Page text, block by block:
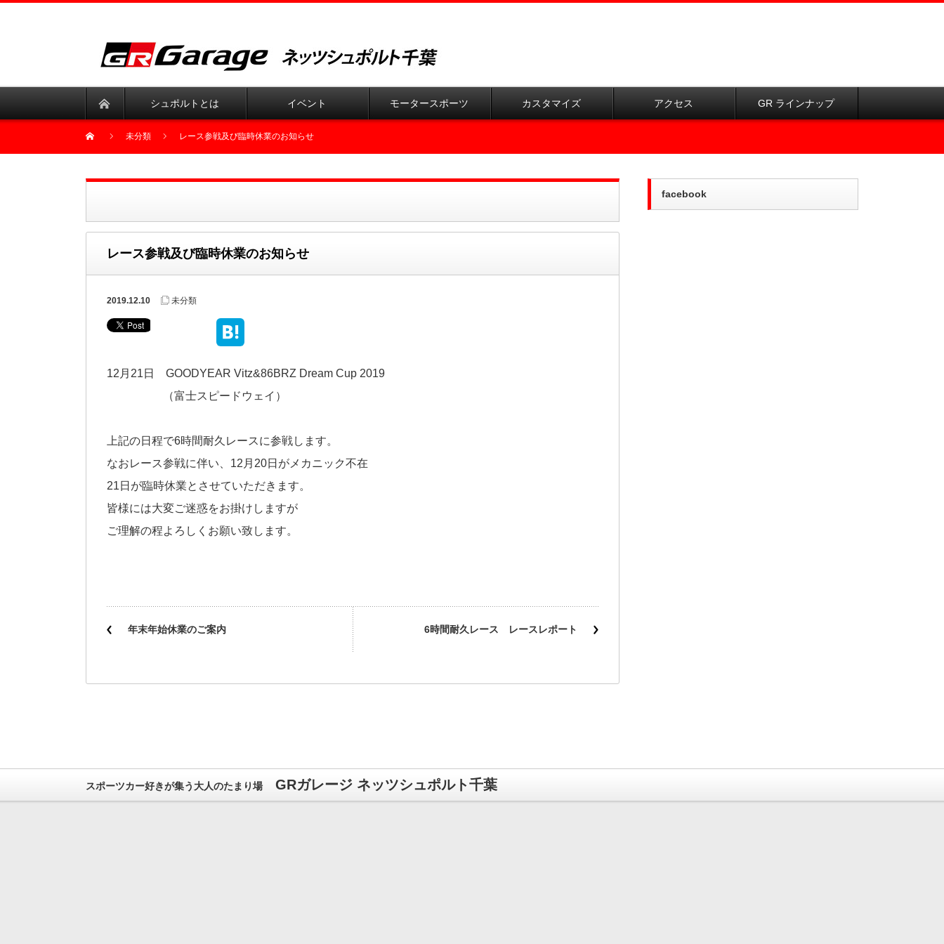
シュポルトとは イベント モータースポーツ カスタマイズ アクセス GR ラインナップ
未分類 レース参戦及び臨時休業のお知らせ
レース参戦及び臨時休業のお知らせ
2019.12.10 未分類
12月21日 GOODYEAR Vitz&86BRZ Dream Cup 2019
（富士スピードウェイ）
上記の日程で6時間耐久レースに参戦します。
なおレース参戦に伴い、12月20日がメカニック不在
21日が臨時休業とさせていただきます。
皆様には大変ご迷惑をお掛けしますが
ご理解の程よろしくお願い致します。
年末年始休業のご案内 6時間耐久レース レースレポート
facebook
スポーツカー好きが集う大人のたまり場 GRガレージ ネッツシュポルト千葉